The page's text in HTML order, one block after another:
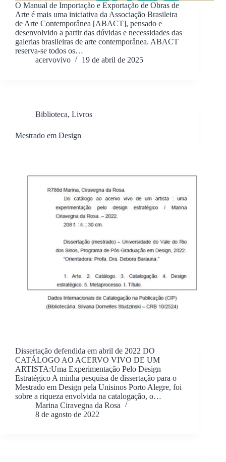
O Manual de Importação e Exportação de Obras de
Arte é mais uma iniciativa da Associação Brasileira
de Arte Contemporânea [ABACT], pensado e
desenvolvido a partir das dúvidas e necessidades das
galerias brasileiras de arte contemporânea. ABACT
reserva-se todos os…
acervovivo
19 de abril de 2025
Biblioteca, Livros
Mestrado em Design
Dissertação defendida em abril de 2022 DO
CATÁLOGO AO ACERVO VIVO DE UM
ARTISTA:Uma Experimentação Pelo Design
Estratégico A minha pesquisa de dissertação para o
Mestrado em Design pela Unisinos Porto Alegre, foi
sobre a riqueza envolvida na catalogação, o…
Marina Ciravegna da Rosa
8 de agosto de 2022